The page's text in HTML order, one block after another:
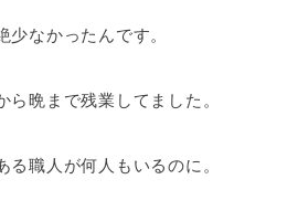
なかったんです。
晩まで残業してました。
職人が何人もいるのに。